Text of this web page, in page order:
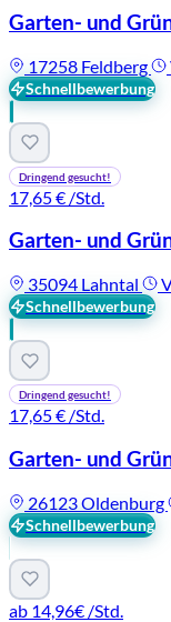
Garten- und
17258 Feldberg
Schnellbewerbung
Dringend gesucht!
17,65 € /Std.
Garten- und
35094 Lahntal
Schnellbewerbung
Dringend gesucht!
17,65 € /Std.
Garten- und
26123 Oldenburg
Schnellbewerbung
ab 14,96€ /Std.